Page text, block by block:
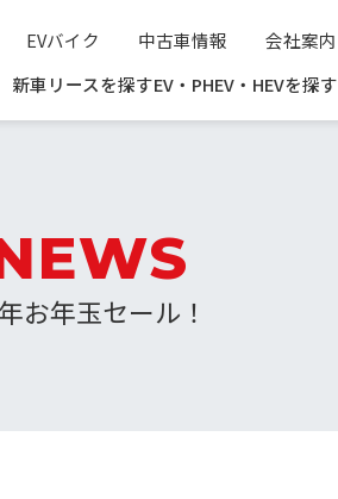
EVバイク 中古車情報 会社案内
新車リースを探すEV・PHEV・HEVを探す
お年玉セール！